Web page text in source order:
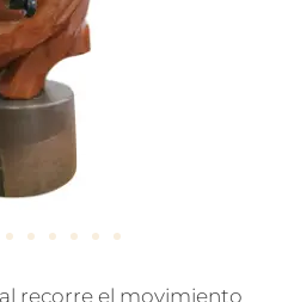
recorre el movimiento